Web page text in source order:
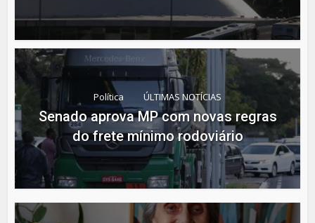
Política ÚLTIMAS NOTÍCIAS
Senado aprova MP com novas regras
do frete mínimo rodoviário